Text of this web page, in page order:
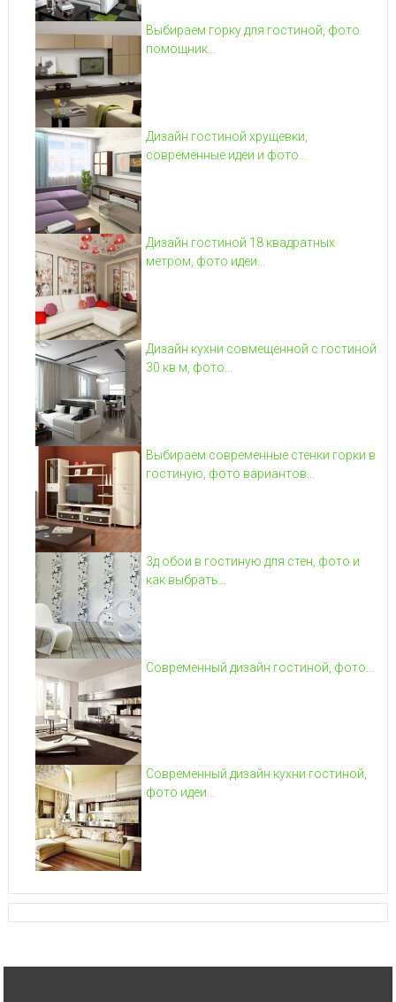
Выбираем горку для гостиной, фото
помощник...
Дизайн гостиной хрущевки,
современные идеи и фото...
Дизайн гостиной 18 квадратных
метром, фото идеи...
Дизайн кухни совмещенной с гостиной
30 кв м, фото...
Выбираем современные стенки горки в
гостиную, фото вариантов...
3д обои в гостиную для стен, фото и
как выбрать...
Современный дизайн гостиной, фото...
Современный дизайн кухни гостиной,
фото идеи...